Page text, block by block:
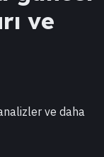
ve
ve daha